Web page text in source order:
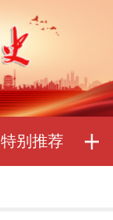
特别推荐